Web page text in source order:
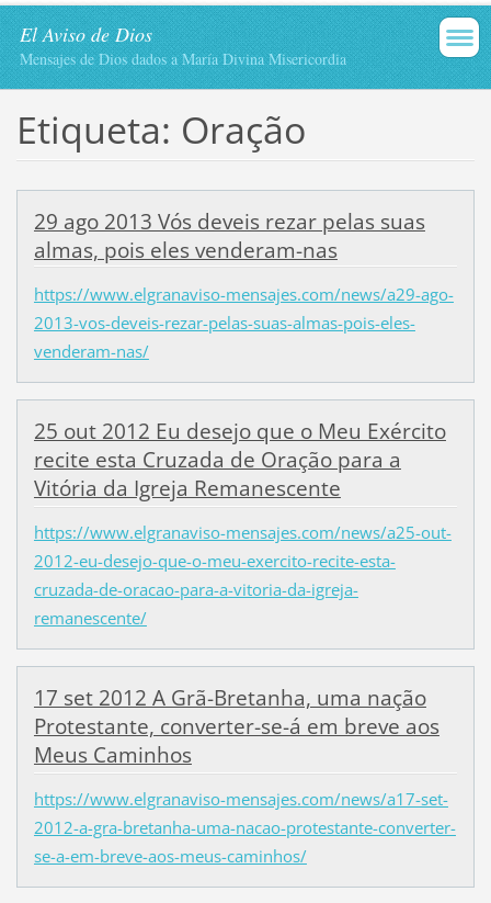
El Aviso de Dios
Mensajes de Dios dados a María Divina Misericordia
Etiqueta: Oração
29 ago 2013 Vós deveis rezar pelas suas
almas, pois eles venderam-nas
https://www.elgranaviso-mensajes.com/news/a29-ago-
2013-vos-deveis-rezar-pelas-suas-almas-pois-eles-
venderam-nas/
25 out 2012 Eu desejo que o Meu Exército
recite esta Cruzada de Oração para a
Vitória da Igreja Remanescente
https://www.elgranaviso-mensajes.com/news/a25-out-
2012-eu-desejo-que-o-meu-exercito-recite-esta-
cruzada-de-oracao-para-a-vitoria-da-igreja-
remanescente/
17 set 2012 A Grã-Bretanha, uma nação
Protestante, converter-se-á em breve aos
Meus Caminhos
https://www.elgranaviso-mensajes.com/news/a17-set-
2012-a-gra-bretanha-uma-nacao-protestante-converter-
se-a-em-breve-aos-meus-caminhos/